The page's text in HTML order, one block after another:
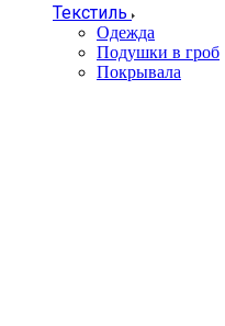
Текстиль
Одежда
Подушки в гроб
Покрывала